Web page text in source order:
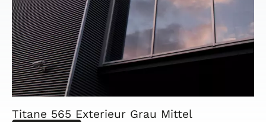
Titane 565 Exterieur Grau Mittel